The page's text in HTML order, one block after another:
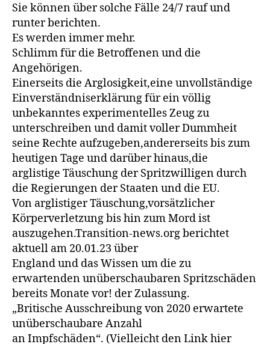
Sie können über solche Fälle 24/7 rauf und
runter berichten.
Es werden immer mehr.
Schlimm für die Betroffenen und die
Angehörigen.
Einerseits die Arglosigkeit,eine unvollständige
Einverständniserklärung für ein völlig
unbekanntes experimentelles Zeug zu
unterschreiben und damit voller Dummheit
seine Rechte aufzugeben,andererseits bis zum
heutigen Tage und darüber hinaus,die
arglistige Täuschung der Spritzwilligen durch
die Regierungen der Staaten und die EU.
Von arglistiger Täuschung,vorsätzlicher
Körperverletzung bis hin zum Mord ist
auszugehen.Transition-news.org berichtet
aktuell am 20.01.23 über
England und das Wissen um die zu
erwartenden unüberschaubaren Spritzschäden
bereits Monate vor! der Zulassung.
„Britische Ausschreibung von 2020 erwartete
unüberschaubare Anzahl
an Impfschäden“. (Vielleicht den Link hier